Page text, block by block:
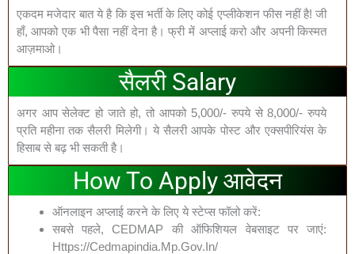
एकदम मजेदार बात ये है कि इस भर्ती के लिए कोई एप्लीकेशन फीस नहीं है! जी
हाँ, आपको एक भी पैसा नहीं देना है। फ्री में अप्लाई करो और अपनी किस्मत
आज़माओ।
सैलरी Salary
अगर आप सेलेक्ट हो जाते हो, तो आपको 5,000/- रुपये से 8,000/- रुपये
प्रति महीना तक सैलरी मिलेगी। ये सैलरी आपके पोस्ट और एक्सपीरियंस के
हिसाब से बढ़ भी सकती है।
How To Apply आवेदन
ऑनलाइन अप्लाई करने के लिए ये स्टेप्स फॉलो करें:
सबसे पहले, CEDMAP की ऑफिशियल वेबसाइट पर जाएं:
Https://cedmapindia.mp.gov.in/